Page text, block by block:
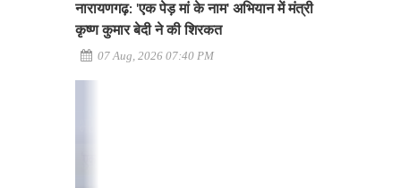
नारायणगढ़: 'एक पेड़ मां के नाम' अभियान में मंत्री
कृष्ण कुमार बेदी ने की शिरकत
07 Aug, 2026 07:40 PM